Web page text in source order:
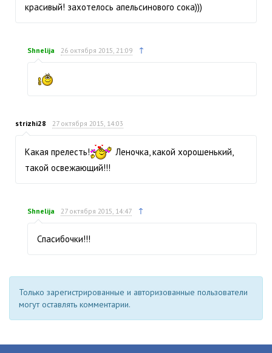
красивый! захотелось апельсинового сока)))
Shnelija 26 октября 2015, 21:09 ↑
strizhi28 27 октября 2015, 14:03
Какая прелесть!
Леночка, какой хорошенький,
такой освежающий!!!
Shnelija 27 октября 2015, 14:47 ↑
Спасибочки!!!
Только зарегистрированные и авторизованные пользователи
могут оставлять комментарии.